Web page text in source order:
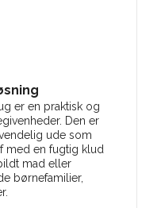
er en praktisk og
Den er
ude som
med en fugtig klud
mad eller
børnefamilier,